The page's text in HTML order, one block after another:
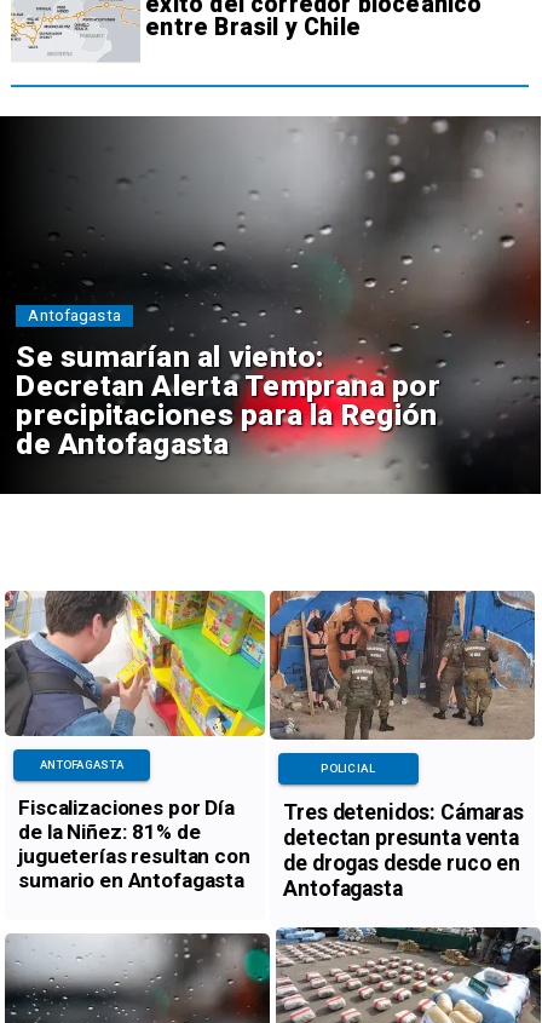
entre Brasil y Chile
Se sumarían al viento:
Decretan Alerta Temprana por
precipitaciones para la Región
de Antofagasta
Antofagasta
Fiscalizaciones por Día
de la Niñez: 81% de
jugueterías resultan con
sumario en Antofagasta
ANTOFAGASTA
Tres detenidos: Cámaras
detectan presunta venta
de drogas desde ruco en
Antofagasta
POLICIAL